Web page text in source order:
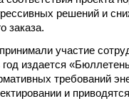
решений и
заказа.
участие
издается
требований
и